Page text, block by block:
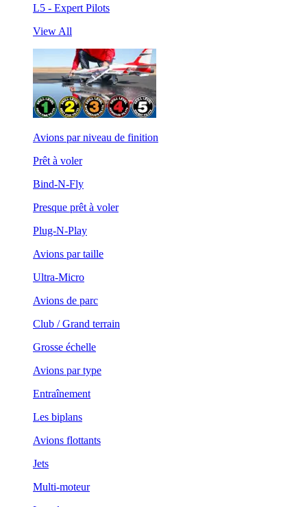
L5 - Expert Pilots
View All
Avions par niveau de finition
Prêt à voler
Bind-N-Fly
Presque prêt à voler
Plug-N-Play
Avions par taille
Ultra-Micro
Avions de parc
Club / Grand terrain
Grosse échelle
Avions par type
Entraînement
Les biplans
Avions flottants
Jets
Multi-moteur